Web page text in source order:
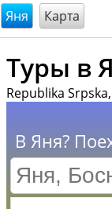
@endsectiom
Яня Карта
Туры в
Republika
В Яня?
Заезд